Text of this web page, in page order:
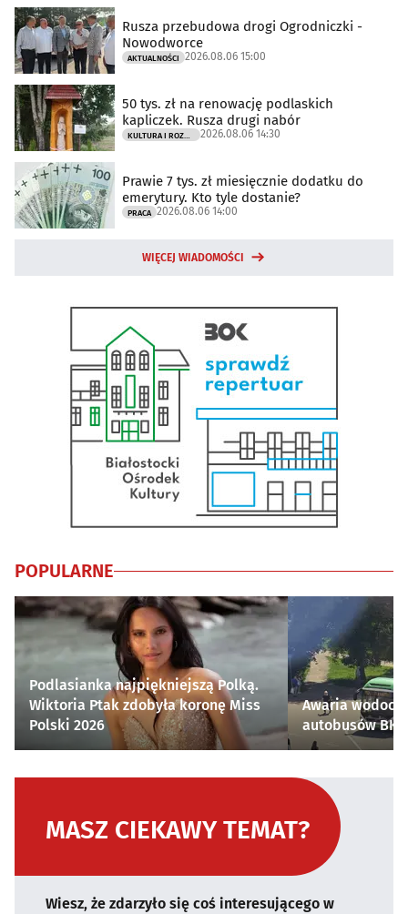
Rusza przebudowa drogi Ogrodniczki -
Nowodworce
AKTUALNOŚCI 2026.08.06 15:00
50 tys. zł na renowację podlaskich
kapliczek. Rusza drugi nabór
2026.08.06 14:30
Prawie 7 tys. zł miesięcznie dodatku do
emerytury. Kto tyle dostanie?
PRACA 2026.08.06 14:00
WIĘCEJ WIADOMOŚCI
POPULARNE
Podlasianka najpiękniejszą Polką.
Wiktoria Ptak zdobyła koronę Miss
Polski 2026
Awaria
autobusów
MASZ CIEKAWY TEMAT?
Wiesz, że zdarzyło się coś interesującego w